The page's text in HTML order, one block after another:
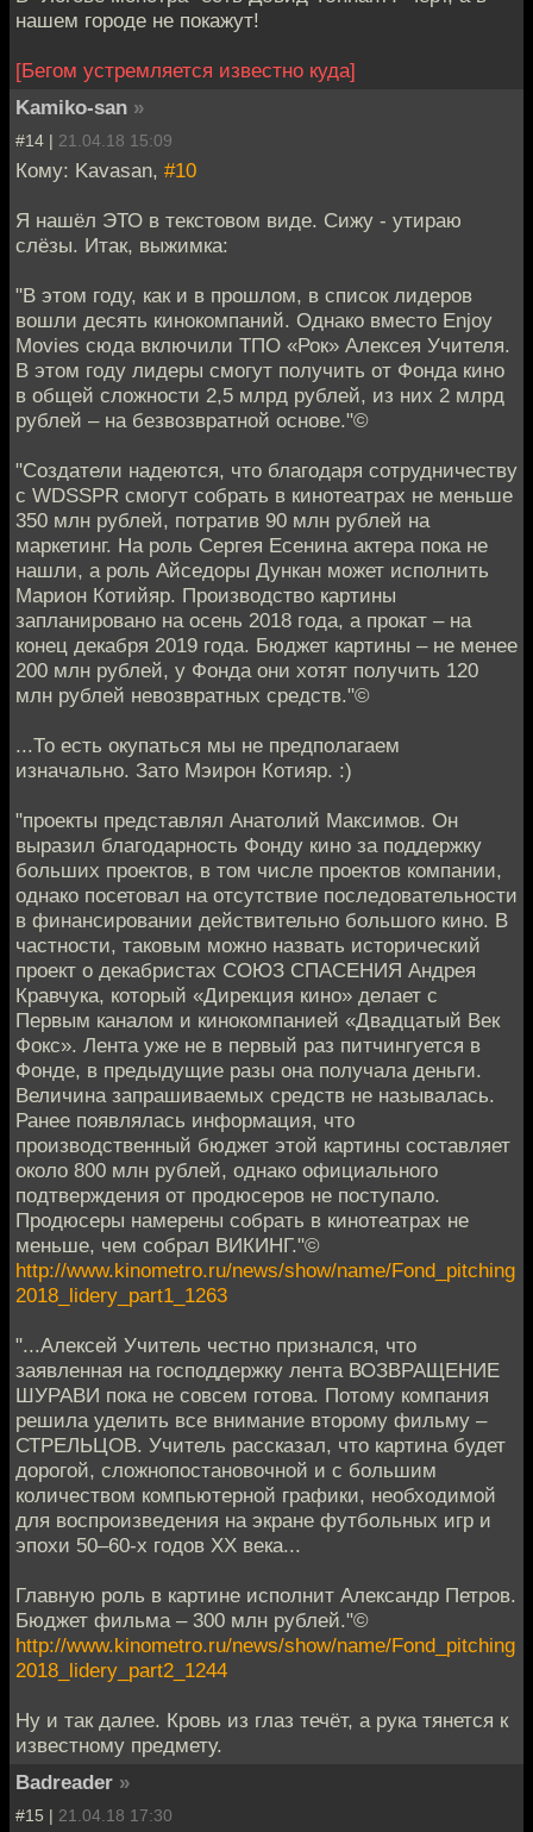
нашем городе не покажут!
[Бегом устремляется известно куда]
Kamiko-san »
#14 | 21.04.18 15:09
Кому: Kavasan, #10
Я нашёл ЭТО в текстовом виде. Сижу - утираю
слёзы. Итак, выжимка:
"В этом году, как и в прошлом, в список лидеров
вошли десять кинокомпаний. Однако вместо Enjoy
Movies сюда включили ТПО «Рок» Алексея Учителя.
В этом году лидеры смогут получить от Фонда кино
в общей сложности 2,5 млрд рублей, из них 2 млрд
рублей – на безвозвратной основе."©
"Создатели надеются, что благодаря сотрудничеству
с WDSSPR смогут собрать в кинотеатрах не меньше
350 млн рублей, потратив 90 млн рублей на
маркетинг. На роль Сергея Есенина актера пока не
нашли, а роль Айседоры Дункан может исполнить
Марион Котийяр. Производство картины
запланировано на осень 2018 года, а прокат – на
конец декабря 2019 года. Бюджет картины – не менее
200 млн рублей, у Фонда они хотят получить 120
млн рублей невозвратных средств."©
...То есть окупаться мы не предполагаем
изначально. Зато Мэирон Котияр. :)
"проекты представлял Анатолий Максимов. Он
выразил благодарность Фонду кино за поддержку
больших проектов, в том числе проектов компании,
однако посетовал на отсутствие последовательности
в финансировании действительно большого кино. В
частности, таковым можно назвать исторический
проект о декабристах СОЮЗ СПАСЕНИЯ Андрея
Кравчука, который «Дирекция кино» делает с
Первым каналом и кинокомпанией «Двадцатый Век
Фокс». Лента уже не в первый раз питчингуется в
Фонде, в предыдущие разы она получала деньги.
Величина запрашиваемых средств не называлась.
Ранее появлялась информация, что
производственный бюджет этой картины составляет
около 800 млн рублей, однако официального
подтверждения от продюсеров не поступало.
Продюсеры намерены собрать в кинотеатрах не
меньше, чем собрал ВИКИНГ."©
http://www.kinometro.ru/news/show/name/Fond_pitching
2018_lidery_part1_1263
"...Алексей Учитель честно признался, что
заявленная на господдержку лента ВОЗВРАЩЕНИЕ
ШУРАВИ пока не совсем готова. Потому компания
решила уделить все внимание второму фильму –
СТРЕЛЬЦОВ. Учитель рассказал, что картина будет
дорогой, сложнопостановочной и с большим
количеством компьютерной графики, необходимой
для воспроизведения на экране футбольных игр и
эпохи 50–60-х годов XX века...
Главную роль в картине исполнит Александр Петров.
Бюджет фильма – 300 млн рублей."©
http://www.kinometro.ru/news/show/name/Fond_pitching
2018_lidery_part2_1244
Ну и так далее. Кровь из глаз течёт, а рука тянется к
известному предмету.
Badreader »
#15 | 21.04.18 17:30